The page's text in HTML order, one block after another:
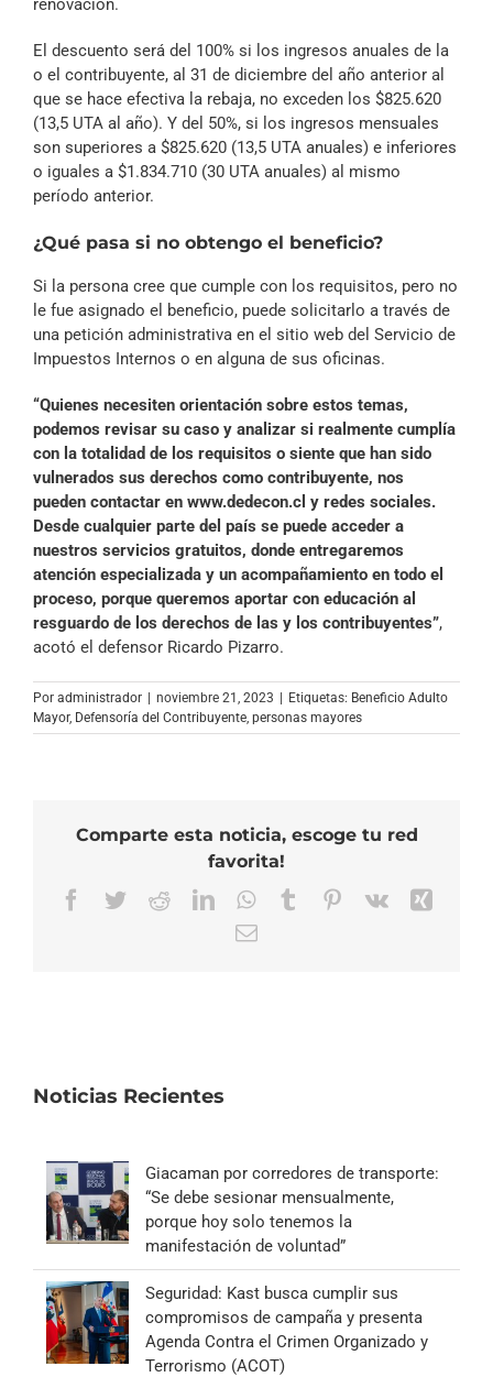
renovación.
El descuento será del 100% si los ingresos anuales de la
o el contribuyente, al 31 de diciembre del año anterior al
que se hace efectiva la rebaja, no exceden los $825.620
(13,5 UTA al año). Y del 50%, si los ingresos mensuales
son superiores a $825.620 (13,5 UTA anuales) e inferiores
o iguales a $1.834.710 (30 UTA anuales) al mismo
período anterior.
¿Qué pasa si no obtengo el beneficio?
Si la persona cree que cumple con los requisitos, pero no
le fue asignado el beneficio, puede solicitarlo a través de
una petición administrativa en el sitio web del Servicio de
Impuestos Internos o en alguna de sus oficinas.
“Quienes necesiten orientación sobre estos temas,
podemos revisar su caso y analizar si realmente cumplía
con la totalidad de los requisitos o siente que han sido
vulnerados sus derechos como contribuyente, nos
pueden contactar en www.dedecon.cl y redes sociales.
Desde cualquier parte del país se puede acceder a
nuestros servicios gratuitos, donde entregaremos
atención especializada y un acompañamiento en todo el
proceso, porque queremos aportar con educación al
resguardo de los derechos de las y los contribuyentes”,
acotó el defensor Ricardo Pizarro.
Por administrador | noviembre 21, 2023 | Etiquetas: Beneficio Adulto
Mayor, Defensoría del Contribuyente personas mayores
Comparte esta noticia, escoge tu red
favorita!
Facebook
TwitterRedditLinkedInWhatsApp
TumblrPinterest
Vk
Xing
Correo
Noticias Recientes
Giacaman por corredores de transporte:
“Se debe sesionar mensualmente,
porque hoy solo tenemos la
manifestación de voluntad”
Seguridad: Kast busca cumplir sus
compromisos de campaña y presenta
Agenda Contra el Crimen Organizado y
Terrorismo (ACOT)